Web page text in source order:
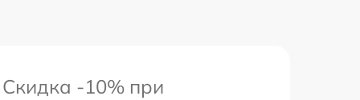
Скидка -10% при